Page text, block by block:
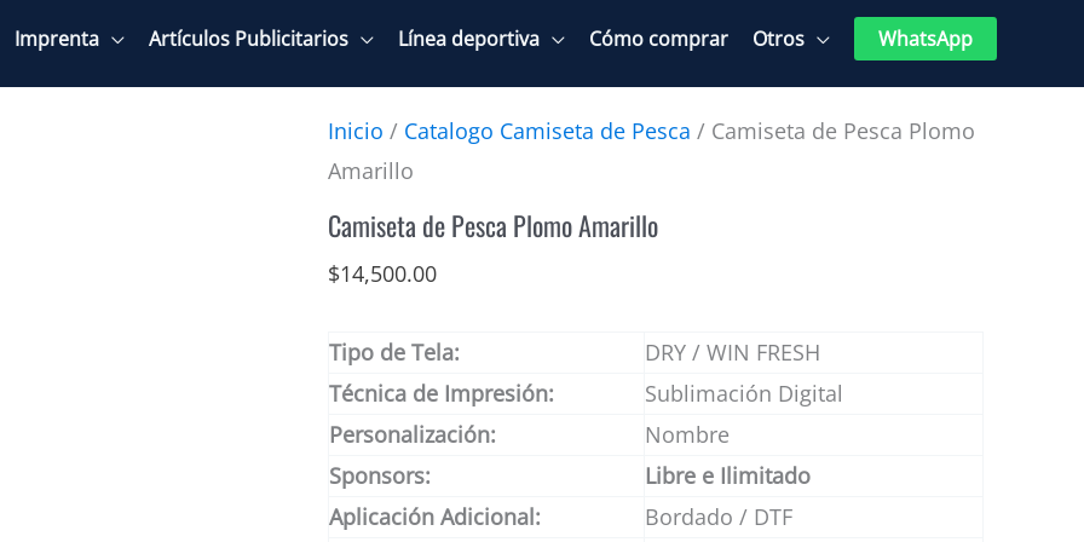
Imprenta Artículos Publicitarios Línea deportiva Cómo comprar Otros WhatsApp
Inicio / Catalogo Camiseta de Pesca / Camiseta de Pesca Plomo
Amarillo
Camiseta de Pesca Plomo Amarillo
$14,500.00
Tipo de Tela:
DRY / WIN FRESH
Técnica de Impresión:
Sublimación Digital
Personalización:
Nombre
Sponsors:
Libre e Ilimitado
Aplicación Adicional:
Bordado / DTF